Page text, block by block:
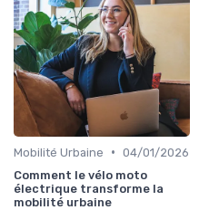
Mobilité Urbaine • 04/01/2026
Comment le vélo moto
électrique transforme la
mobilité urbaine